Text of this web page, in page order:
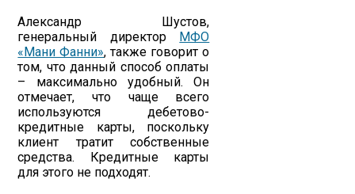
Александр Шустов,
генеральный директор МФО
«Мани Фанни», также говорит о
том, что данный способ оплаты
– максимально удобный. Он
отмечает, что чаще всего
используются дебетово-
кредитные карты, поскольку
клиент тратит собственные
средства. Кредитные карты
для этого не подходят.